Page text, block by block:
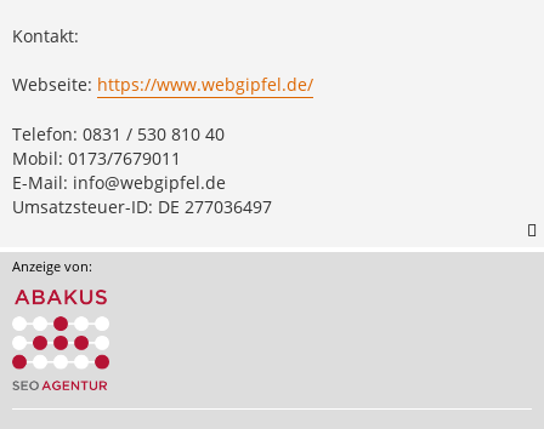
Kontakt:
Webseite: https://www.webgipfel.de/
Telefon: 0831 / 530 810 40
Mobil: 0173/7679011
E-Mail: info@webgipfel.de
Umsatzsteuer-ID: DE 277036497
Anzeige von: